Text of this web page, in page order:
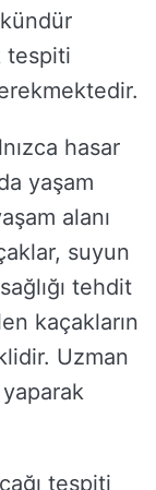
tespiti
hasar
yaşam
alanı
suyun
tehdit
kaçakların
Uzman
tespiti